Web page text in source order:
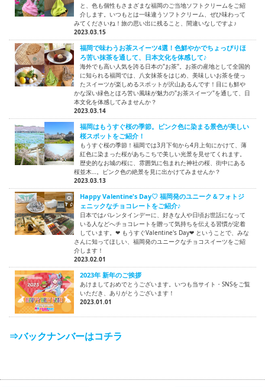
と、色も個性もさまざまな福岡のご当地ソフトクリームをご紹
介します。いつもとは一味違うソフトクリーム、ぜひ味わって
みてくださいね！旅の思い出に残ること、間違いなしですよ♪
2023.03.15
福岡で味わうお茶スイーツ4選！色鮮やかでちょっぴりほ
ろ苦い抹茶を通して、日本文化を体感して♪
海外でも高い人気を誇る日本の"お茶"。お茶の産地として全国的
に知られる福岡では、八女抹茶をはじめ、美味しいお茶を使っ
たスイーツが楽しめるスポットが沢山あるんです！目にも鮮や
かな深い緑色とほろ苦い風味が魅力の"お茶スイーツ"を通して、日
本文化を体感してみませんか？
2023.03.14
福岡はもうすぐ桜の季節。ピンク色に染まる景色が美しい
桜スポットをご紹介！
もうすぐ桜の季節！福岡では3月下旬から4月上旬にかけて、薄
紅色に染まった桜があちこちで美しい光景を見せてくれます。
歴史的なお城の桜に、雰囲気に包まれた神社の桜、街中にある
桜並木…。ピンク色の絶景を見に出かけてみませんか？
2023.03.13
Happy Valentine's Day♡ 福岡発のユニーク＆フォトジ
ェニックなチョコレートをご紹介♪
日本ではバレンタインデーに、好きな人や日頃お世話になって
いる人などへチョコレートを贈って気持ちを伝える習慣が定着
しています。❤ もうすぐValentine's Day❤ ということで、みな
さんに知ってほしい、福岡発のユニークなチョコスイーツをご紹
介します！
2023.02.01
2023年 新年のご挨拶
あけましておめでとうございます。いつも当サイト・SNSをご覧
いただき、ありがとうございます！
2023.01.01
⇒バックナンバーはコチラ